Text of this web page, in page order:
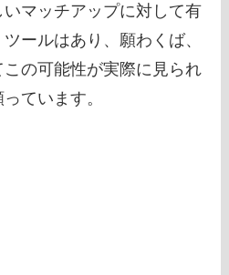
マッチアップに対して有
ールはあり、願わくば、
の可能性が実際に見られ
ています。